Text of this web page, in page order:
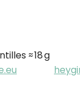
≈ 18 g
que la société